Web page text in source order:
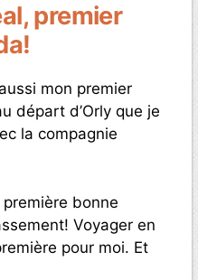
premier
mon premier
départ d’Orly que je
la compagnie
première bonne
Voyager en
pour moi. Et